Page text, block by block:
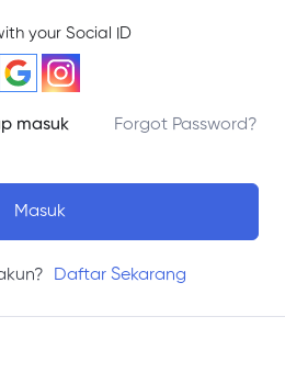
your Social ID
masuk Forgot Password?
Masuk
Daftar Sekarang